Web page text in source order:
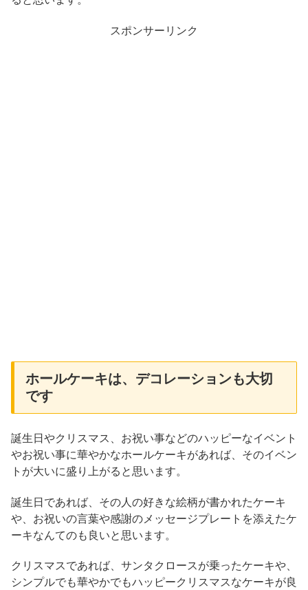
スポンサーリンク
ホールケーキは、デコレーションも大切
です
誕生日やクリスマス、お祝い事などのハッピーなイベント
やお祝い事に華やかなホールケーキがあれば、そのイベン
トが大いに盛り上がると思います。
誕生日であれば、その人の好きな絵柄が書かれたケーキ
や、お祝いの言葉や感謝のメッセージプレートを添えたケ
ーキなんてのも良いと思います。
クリスマスであれば、サンタクロースが乗ったケーキや、
シンプルでも華やかでもハッピークリスマスなケーキが良